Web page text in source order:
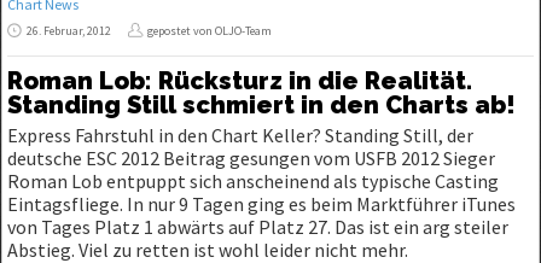
Chart News
26. Februar, 2012 gepostet von OLJO-Team
Roman Lob: Rücksturz in die Realität.
Standing Still schmiert in den Charts ab!
Express Fahrstuhl in den Chart Keller? Standing Still, der
deutsche ESC 2012 Beitrag gesungen vom USFB 2012 Sieger
Roman Lob entpuppt sich anscheinend als typische Casting
Eintagsfliege. In nur 9 Tagen ging es beim Marktführer iTunes
von Tages Platz 1 abwärts auf Platz 27. Das ist ein arg steiler
Abstieg. Viel zu retten ist wohl leider nicht mehr.